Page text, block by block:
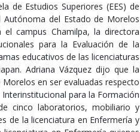
de Estudios Superiores (EES) de
Autónoma del Estado de Morelos
campus Chamilpa, la directora
para la Evaluación de la
educativos de las licenciaturas
Adriana Vázquez dijo que la
en ser evaluadas respecto
para la Formación
cinco laboratorios, mobiliario y
de la licenciatura en Enfermería y